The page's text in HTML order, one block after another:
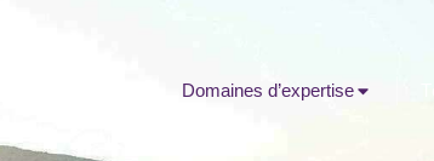
Domaines d’expertise